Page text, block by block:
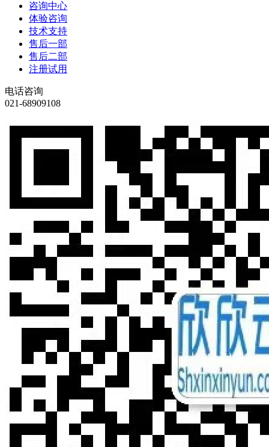
咨询中心
体验咨询
技术支持
售后一部
售后二部
注册试用
电话咨询
021-68909108